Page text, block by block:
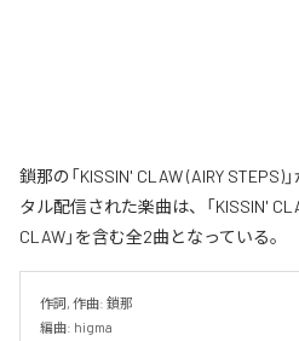
鎖那の「KISSIN' CLAW (AIRY
タル配信された楽曲は、「KISSIN'
CLAW」を含む全2曲となっている。
作詞, 作曲: 鎖那
編曲: higma